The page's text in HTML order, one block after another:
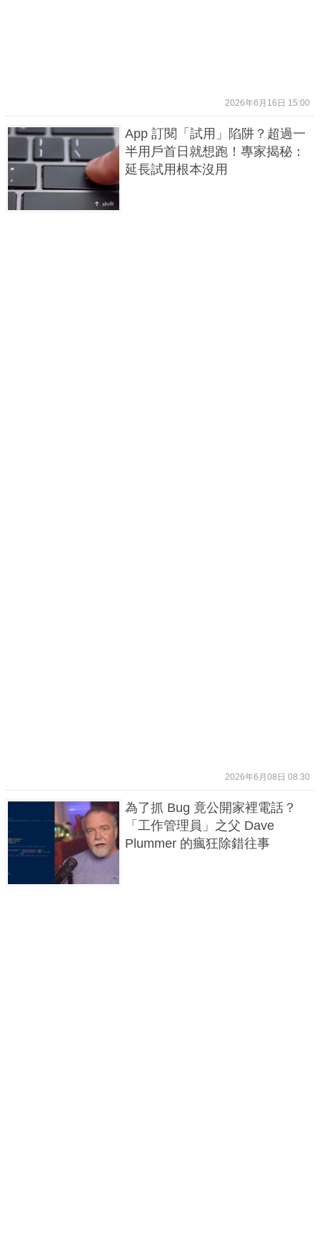
2026年6月16日 15:00
App 訂閱「試用」陷阱？超過一
半用戶首日就想跑！專家揭秘：
延長試用根本沒用
2026年6月08日 08:30
為了抓 Bug 竟公開家裡電話？
「工作管理員」之父 Dave
Plummer 的瘋狂除錯往事